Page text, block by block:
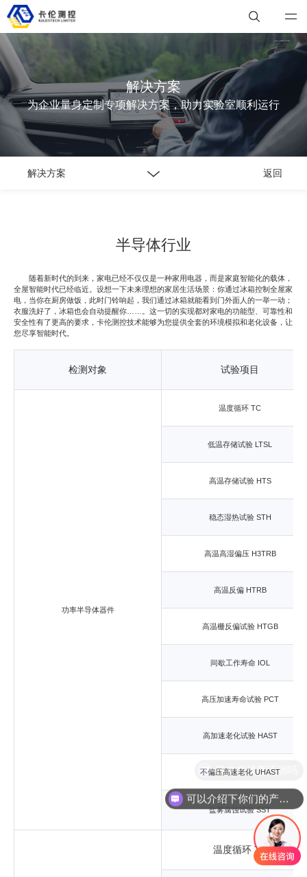
解决方案
为企业量身定制专项解决方案，助力实验室顺利运行
解决方案 返回
半导体行业
随着新时代的到来，家电已经不仅仅是一种家用电器，而是家庭智能化的载体，
全屋智能时代已经临近。设想一下未来理想的家居生活场景：你通过冰箱控制全屋家
电，当你在厨房做饭，此时门铃响起，我们通过冰箱就能看到门外面人的一举一动；
衣服洗好了，冰箱也会自动提醒你……。这一切的实现都对家电的功能型、可靠性和
安全性有了更高的要求，卡伦测控技术能够为您提供全套的环境模拟和老化设备，让
您尽享智能时代。
检测对象 试验项目
功率半导体器件
温度循环 TC
低温存储试验 LTSL
高温存储试验 HTS
稳态湿热试验 STH
高温高湿偏压 H3TRB
高温反偏 HTRB
高温栅反偏试验 HTGB
间歇工作寿命 IOL
高压加速寿命试验 PCT
高加速老化试验 HAST
不偏压高速老化 UHAST
盐雾腐蚀试验 SST
温度循环 TC
可以介绍下你们的产品么
现在有优惠活动吗